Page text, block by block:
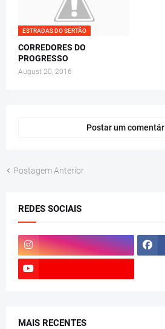
ESTRADAS DO SERTÃO
CORREDORES DO
PROGRESSO
August 20, 2016
Postar um
Postagem Anterior
REDES SOCIAIS
MAIS RECENTES